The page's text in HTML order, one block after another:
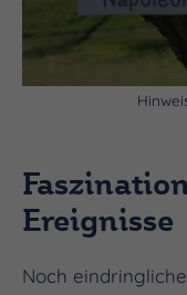
Ereignisse
Noch